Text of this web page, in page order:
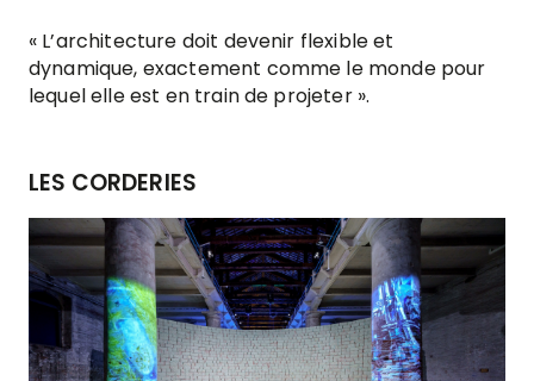
« L’architecture doit devenir flexible et
dynamique, exactement comme le monde pour
lequel elle est en train de projeter ».
LES CORDERIES